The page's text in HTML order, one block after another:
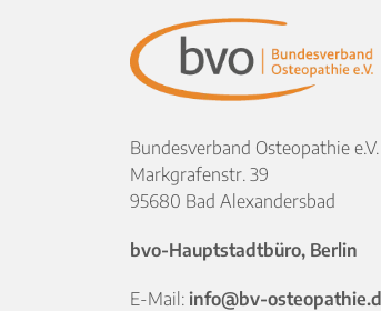
Bundesverband Osteopathie
Markgrafenstr. 39
95680 Bad Alexandersbad
bvo-Hauptstadtbüro, Berlin
E-Mail: info@bv-